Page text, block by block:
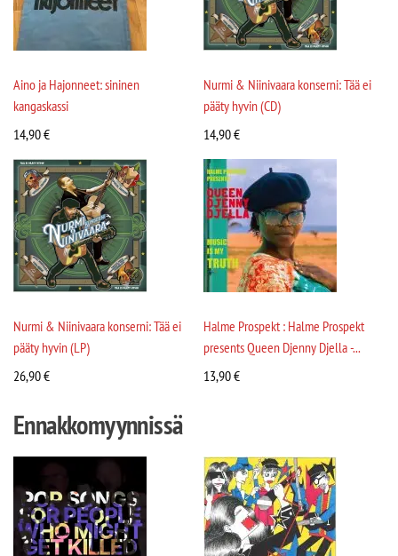
Aino ja Hajonneet: sininen
kangaskassi
14,90€
Nurmi & Niinivaara konserni: Tää ei
pääty hyvin (CD)
14,90€
Nurmi & Niinivaara konserni: Tää ei
pääty hyvin (LP)
26,90€
Halme Prospekt : Halme Prospekt
presents Queen Djenny Djella -...
13,90€
Ennakkomyynnissä